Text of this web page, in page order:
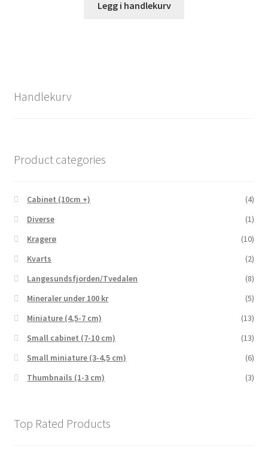
Legg i handlekurv
Handlekurv
Product categories
Cabinet (10cm +)
(4)
Diverse
(1)
Kragerø
(10)
Kvarts
(2)
Langesundsfjorden/Tvedalen
(8)
Mineraler under 100 kr
(5)
Miniature (4,5-7 cm)
(13)
Small cabinet (7-10 cm)
(13)
Small miniature (3-4,5 cm)
(6)
Thumbnails (1-3 cm)
(3)
Top Rated Products